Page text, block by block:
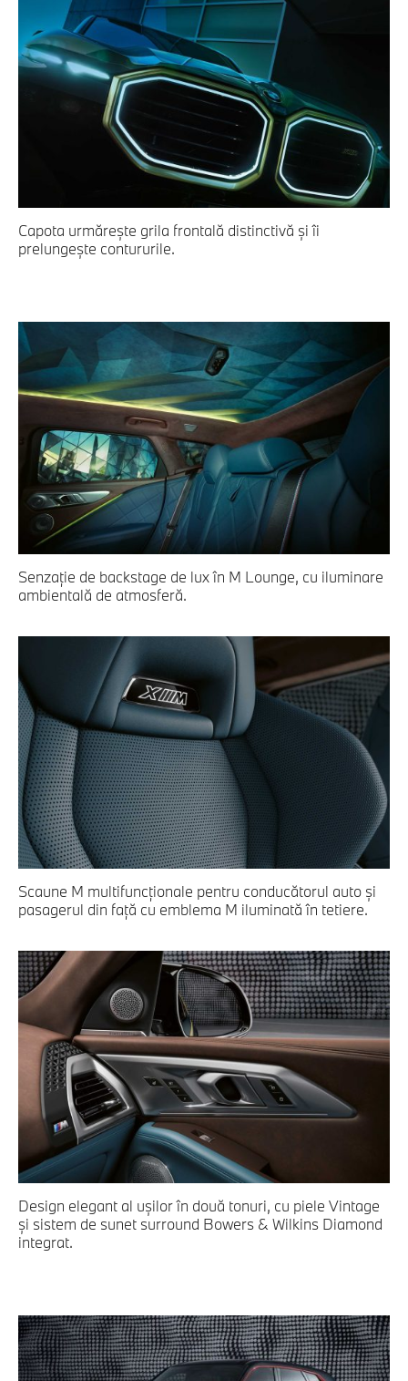
Capota urmăreşte grila frontală distinctivă şi îi
prelungeşte contururile.
Senzaţie de backstage de lux în M Lounge, cu iluminare
ambientală de atmosferă.
Scaune M multifuncţionale pentru conducătorul auto şi
pasagerul din faţă cu emblema M iluminată în tetiere.
Design elegant al uşilor în două tonuri, cu piele Vintage
şi sistem de sunet surround Bowers & Wilkins Diamond
integrat.